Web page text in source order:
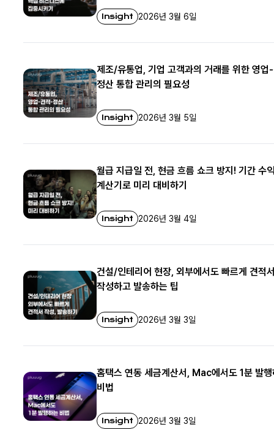
Insight 2026년 3월 6일
제조/유통업, 기업 고객과의 거래를 위한 영업
정산 통합 관리의 필요성
Insight 2026년 3월 5일
월급 지급일 전, 현금 흐름 쇼크 방지! 기간 수
계산기로 미리 대비하기
Insight 2026년 3월 4일
건설/인테리어 현장, 외부에서도 빠르게 견적
작성하고 발송하는 팁
Insight 2026년 3월 3일
홈택스 연동 세금계산서, Mac에서도 1분 발
비법
Insight 2026년 3월 3일